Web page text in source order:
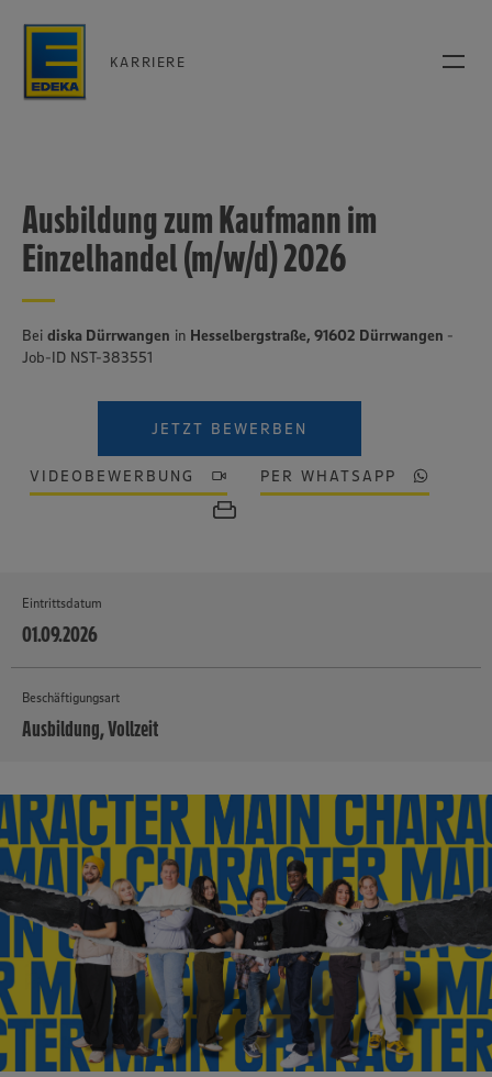
KARRIERE
Ausbildung zum Kaufmann im
Einzelhandel (m/w/d) 2026
Bei diska Dürrwangen in Hesselbergstraße, 91602 Dürrwangen -
Job-ID NST-383551
JETZT BEWERBEN
VIDEOBEWERBUNG PER WHATSAPP
Eintrittsdatum
01.09.2026
Beschäftigungsart
Ausbildung, Vollzeit